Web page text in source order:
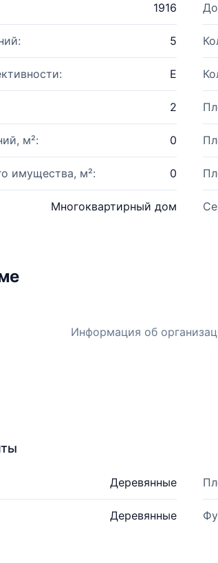
1916
5
E
2
м²: 0
имущества, м²: 0
Многоквартирный дом
Информация об
Деревянные
Деревянные